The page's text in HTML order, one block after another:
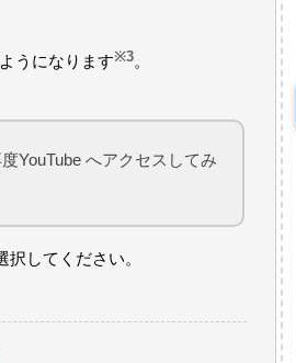
うになります※3。
YouTube へアクセスしてみ
してください。